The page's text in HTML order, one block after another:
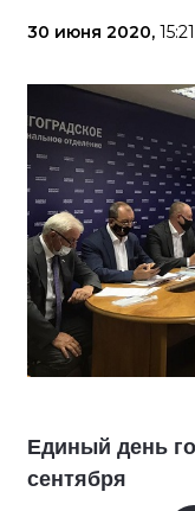
30 июня 2020, 15:21
Единый день
сентября